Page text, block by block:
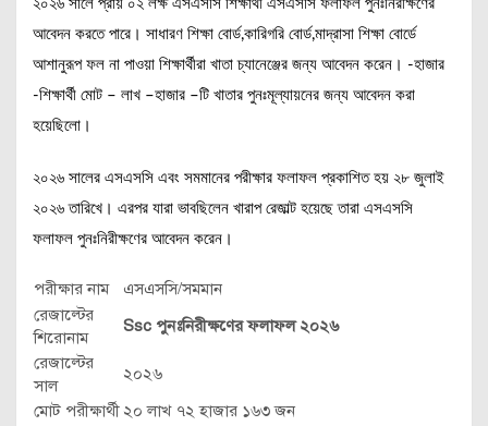
২০২৬ সালে প্রায় ০২ লক্ষ এসএসসি শিক্ষার্থী এসএসসি ফলাফল পুনঃনিরীক্ষণের
আবেদন করতে পারে। সাধারণ শিক্ষা বোর্ড,কারিগরি বোর্ড,মাদ্রাসা শিক্ষা বোর্ডে
আশানুরূপ ফল না পাওয়া শিক্ষার্থীরা খাতা চ্যানেঞ্জের জন্য আবেদন করেন। -হাজার
-শিক্ষার্থী মোট – লাখ –হাজার –টি খাতার পুনঃমূল্যায়নের জন্য আবেদন করা
হয়েছিলো।
২০২৬ সালের এসএসসি এবং সমমানের পরীক্ষার ফলাফল প্রকাশিত হয় ২৮ জুলাই
২০২৬ তারিখে। এরপর যারা ভাবছিলেন খারাপ রেজাল্ট হয়েছে তারা এসএসসি
ফলাফল পুনঃনিরীক্ষণের আবেদন করেন।
পরীক্ষার নাম
এসএসসি/সমমান
রেজাল্টের
শিরোনাম
Ssc পুনঃনিরীক্ষণের ফলাফল ২০২৬
রেজাল্টের
সাল
২০২৬
মোট পরীক্ষার্থী ২০ লাখ ৭২ হাজার ১৬৩ জন